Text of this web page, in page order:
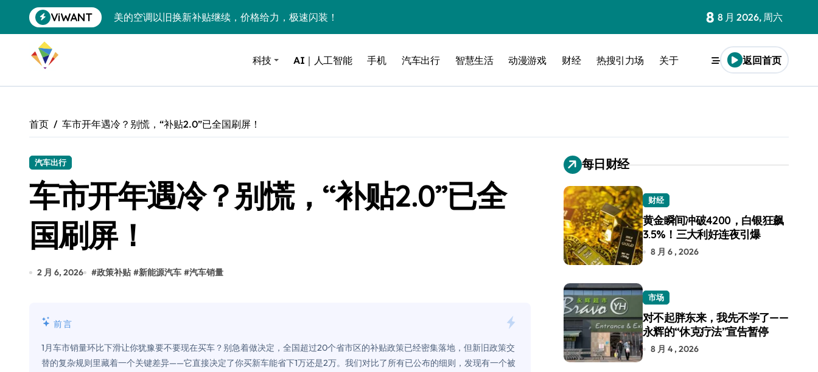
到
ViWANT
美的空调以旧换新补贴继续，价格给力，极速闪装！
黄金瞬间冲破4200，白银狂飙3.5%！三大利好连夜引爆
特斯拉中国卖第五，丰田一季净赚两个比亚迪——中国车企该醒醒了
Xbox七月大崩盘：裁员3200、卖工作室、网络瘫了，微软这次真急了
谷歌DeepMind创始人辞去CEO，但继续“垂帘听政”？
全球最小U盘，容量却碾压iPhone 17顶配？闪迪这波操作太狠了
400层堆叠、性能翻倍 三星把最新存储技术给了AI
别再用汽车USB给MacBook充电了！老司机教你3招真·快充
8 8 月 2026, 周六
科技 AI｜人工智能 手机 汽车出行 智慧生活 动漫游戏 财经 热搜引力场 关于 返回首页
首页 车市开年遇冷？别慌，“补贴2.0”已全国刷屏！
汽车出行
车市开年遇冷？别慌，“补贴2.0”已全
国刷屏！
2 月 6, 2026 #政策补贴 #新能源汽车 #汽车销量
前言
1月车市销量环比下滑让你犹豫要不要现在买车？别急着做决定，全国超过20个省市区的补贴政策已经密集落地，但新旧政策交
替的复杂规则里藏着一个关键差异——它直接决定了你买新车能省下1万还是2万。我们对比了所有已公布的细则，发现有一个被
每日财经
财经
黄金瞬间冲破4200，白银狂飙
3.5%！三大利好连夜引爆
8 月 6 , 2026
市场
对不起胖东来，我先不学了——
永辉的“休克疗法”宣告暂停
8 月 4 , 2026